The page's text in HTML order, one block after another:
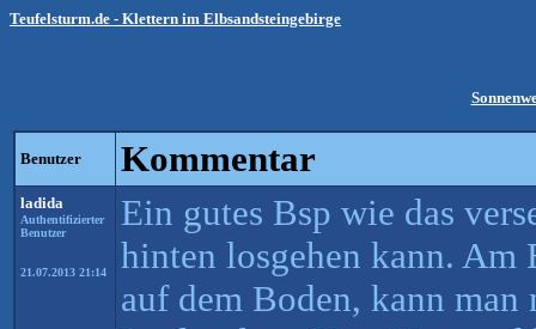
Teufelsturm.de - Klettern im Elbsandsteingebirge
Benutzer Kommentar
ladida
Authentifizierter
Benutzer
21.07.2013 21:14
Ein gutes Bsp wie das
hinten losgehen kann. Am
auf dem Boden, kann man